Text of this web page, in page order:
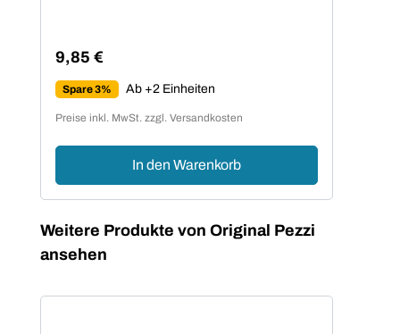
Regulärer Preis:
9,85 €
Spare 3% Ab +2 Einheiten
Preise inkl. MwSt. zzgl. Versandkosten
In den Warenkorb
Produktgalerie überspringen
Weitere Produkte von Original Pezzi
ansehen